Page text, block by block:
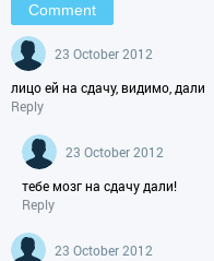
23 October 2012
лицо ей на сдачу, видимо, дали
Reply
23 October 2012
тебе мозг на сдачу дали!
Reply
23 October 2012